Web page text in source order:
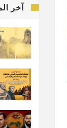
آخر